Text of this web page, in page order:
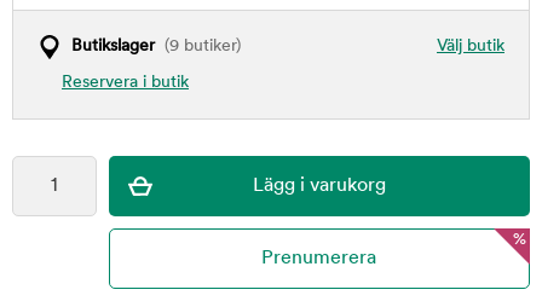
Välj butik
Butikslager(9 butiker)
Reservera i butik
%